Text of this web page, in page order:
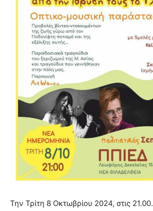
Την Τρίτη 8 Οκτωβρίου 2024, στις 21.00.